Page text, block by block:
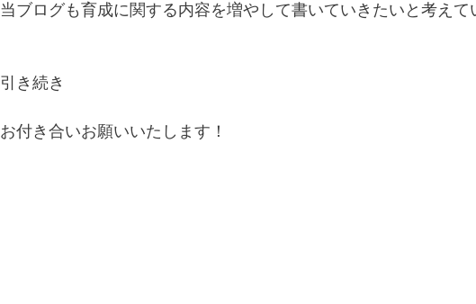
当ブログも育成に関する内容を増やして書いていきたいと考えて
引き続き
お付き合いお願いいたします！